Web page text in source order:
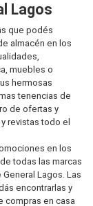
Lagos
que podés
almacén en los
muebles o
hermosas
tenencias de
de ofertas y
revistas todo el
en los
todas las marcas
Lagos. Las
encontrarlas y
compras en casa